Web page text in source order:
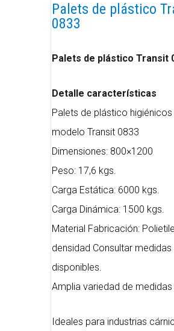
Palets de plástico
0833
Palets de plástico Transit
Detalle características
Palets de plástico
modelo Transit 0833
Dimensiones: 800×1200
Peso: 17,6 kgs.
Carga Estática: 6000 kgs.
Carga Dinámica: 1500 kgs.
Material Fabricación:
densidad Consultar medidas
disponibles.
Amplia variedad de
Ideales para industrias